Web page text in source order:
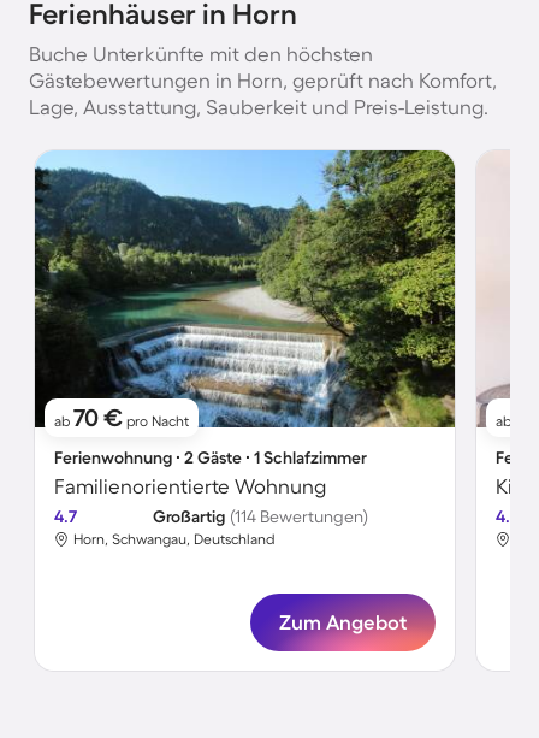
Ferienhäuser in Horn
Buche Unterkünfte mit den höchsten
Gästebewertungen in Horn, geprüft nach Komfort,
Lage, Ausstattung, Sauberkeit und Preis-Leistung.
ab 70 € pro Nacht
Ferienwohnung ∙ 2 Gäste ∙ 1 Schlafzimmer
Familienorientierte Wohnung
4.7 Großartig (114 Bewertungen)
Horn, Schwangau, Deutschland
Zum Angebot
ab
4.7